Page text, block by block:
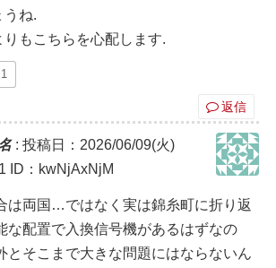
うね.
りもこちらを心配します.
返信
: 投稿日：2026/06/09(火)
ID：kwNjAxNjM
は両国…ではなく実は錦糸町に折り返
な配置で入換信号機があるはずなの
とそこまで大きな問題にはならないん